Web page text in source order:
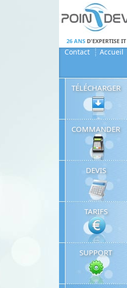
26 ANS D'EXPERTISE IT
Contact Accueil
TÉLÉCHARGER
COMMANDER
DEVIS
TARIFS
SUPPORT
Panneau de gestion des cookies